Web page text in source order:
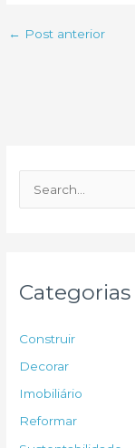
← Post anterior
e
p
o
Categorias
Construir
Decorar
Imobiliário
Reformar